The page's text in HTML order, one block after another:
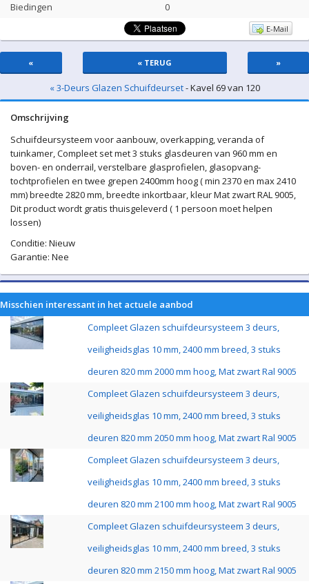
Biedingen
0
E-Mail
« « TERUG »
« 3-Deurs Glazen Schuifdeurset- Kavel 69 van 120
Omschrijving
Schuifdeursysteem voor aanbouw, overkapping, veranda of
tuinkamer, Compleet set met 3 stuks glasdeuren van 960 mm en
boven- en onderrail, verstelbare glasprofielen, glasopvang-
tochtprofielen en twee grepen 2400mm hoog ( min 2370 en max 2410
mm) breedte 2820 mm, breedte inkortbaar, kleur Mat zwart RAL 9005,
Dit product wordt gratis thuisgeleverd ( 1 persoon moet helpen
lossen)
Conditie: Nieuw
Garantie: Nee
Misschien interessant in het actuele aanbod
Compleet Glazen schuifdeursysteem 3 deurs,
veiligheidsglas 10 mm, 2400 mm breed, 3 stuks
deuren 820 mm 2000 mm hoog, Mat zwart Ral 9005
Compleet Glazen schuifdeursysteem 3 deurs,
veiligheidsglas 10 mm, 2400 mm breed, 3 stuks
deuren 820 mm 2050 mm hoog, Mat zwart Ral 9005
Compleet Glazen schuifdeursysteem 3 deurs,
veiligheidsglas 10 mm, 2400 mm breed, 3 stuks
deuren 820 mm 2100 mm hoog, Mat zwart Ral 9005
Compleet Glazen schuifdeursysteem 3 deurs,
veiligheidsglas 10 mm, 2400 mm breed, 3 stuks
deuren 820 mm 2150 mm hoog, Mat zwart Ral 9005